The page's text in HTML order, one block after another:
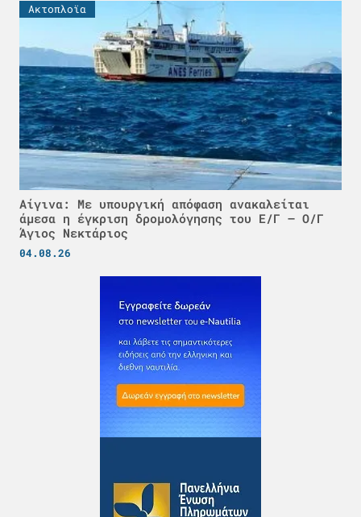
Ακτοπλοϊα
Αίγινα: Με υπουργική απόφαση ανακαλείται
άμεσα η έγκριση δρομολόγησης του Ε/Γ – Ο/Γ
Άγιος Νεκτάριος
04.08.26